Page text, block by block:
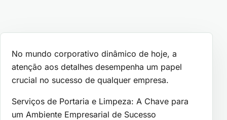
No mundo corporativo dinâmico de hoje, a
atenção aos detalhes desempenha um papel
crucial no sucesso de qualquer empresa.
Serviços de Portaria e Limpeza: A Chave para
um Ambiente Empresarial de Sucesso